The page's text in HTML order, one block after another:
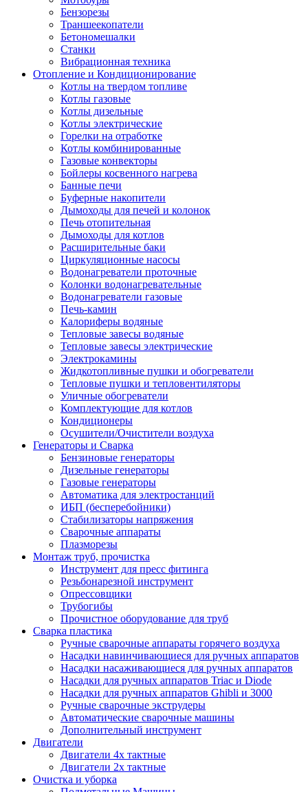
Бензорезы
Траншеекопатели
Бетономешалки
Станки
Вибрационная техника
Отопление и Кондиционирование
Котлы на твердом топливе
Котлы газовые
Котлы дизельные
Котлы электрические
Горелки на отработке
Котлы комбинированные
Газовые конвекторы
Бойлеры косвенного нагрева
Банные печи
Буферные накопители
Дымоходы для печей и колонок
Печь отопительная
Дымоходы для котлов
Расширительные баки
Циркуляционные насосы
Водонагреватели проточные
Колонки водонагревательные
Водонагреватели газовые
Печь-камин
Калориферы водяные
Тепловые завесы водяные
Тепловые завесы электрические
Электрокамины
Жидкотопливные пушки и обогреватели
Тепловые пушки и тепловентиляторы
Уличные обогреватели
Комплектующие для котлов
Кондиционеры
Осушители/Очистители воздуха
Генераторы и Сварка
Бензиновые генераторы
Дизельные генераторы
Газовые генераторы
Автоматика для электростанций
ИБП (бесперебойники)
Стабилизаторы напряжения
Сварочные аппараты
Плазморезы
Монтаж труб, прочистка
Инструмент для пресс фитинга
Резьбонарезной инструмент
Опрессовщики
Трубогибы
Прочистное оборудование для труб
Сварка пластика
Ручные сварочные аппараты горячего воздуха
Насадки навинчивающиеся для ручных аппаратов
Насадки насаживающиеся для ручных аппаратов
Насадки для ручных аппаратов Triac и Diode
Насадки для ручных аппаратов Ghibli и 3000
Ручные сварочные экструдеры
Автоматические сварочные машины
Дополнительный инструмент
Двигатели
Двигатели 4х тактные
Двигатели 2х тактные
Очистка и уборка